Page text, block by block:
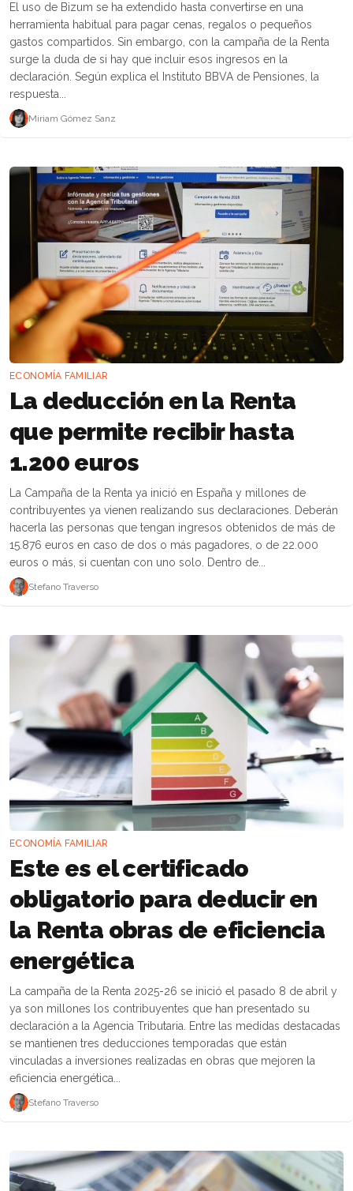
El uso de Bizum se ha extendido hasta convertirse en una
herramienta habitual para pagar cenas, regalos o pequeños
gastos compartidos. Sin embargo, con la campaña de la Renta
surge la duda de si hay que incluir esos ingresos en la
declaración. Según explica el Instituto BBVA de Pensiones, la
respuesta...
Miriam Gómez Sanz
ECONOMÍA FAMILIAR
La deducción en la Renta
que permite recibir hasta
1.200 euros
La Campaña de la Renta ya inició en España y millones de
contribuyentes ya vienen realizando sus declaraciones. Deberán
hacerla las personas que tengan ingresos obtenidos de más de
15.876 euros en caso de dos o más pagadores, o de 22.000
euros o más, si cuentan con uno solo. Dentro de...
Stefano Traverso
ECONOMÍA FAMILIAR
Este es el certificado
obligatorio para deducir en
la Renta obras de eficiencia
energética
La campaña de la Renta 2025-26 se inició el pasado 8 de abril y
ya son millones los contribuyentes que han presentado su
declaración a la Agencia Tributaria. Entre las medidas destacadas
se mantienen tres deducciones temporadas que están
vinculadas a inversiones realizadas en obras que mejoren la
eficiencia energética...
Stefano Traverso